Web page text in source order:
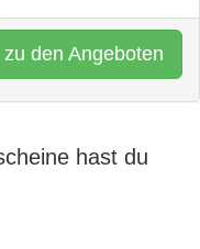
zu den Angeboten
hast du